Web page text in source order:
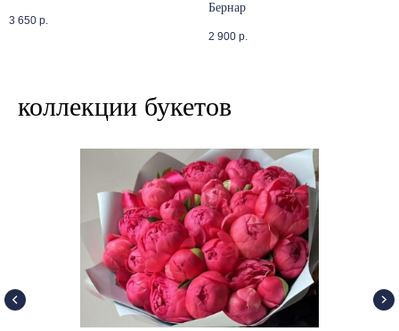
3 650 р.
Бернар
2 900 р.
коллекции букетов